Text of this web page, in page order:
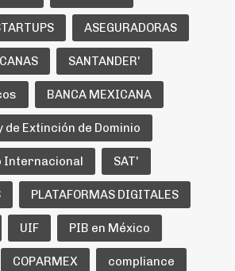
ASEGURADORAS
SANTANDER'
BANCA MEXICANA
de Extinción de Dominio
Internacional SAT'
PLATAFORMAS DIGITALES
UIF PIB en México
COPARMEX compliance